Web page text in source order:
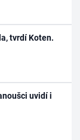
tvrdí Koten.
uvidí i